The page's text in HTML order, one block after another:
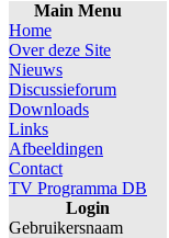
Main Menu
Home
Over deze Site
Nieuws
Discussieforum
Downloads
Links
Afbeeldingen
Contact
TV Programma DB
Login
Gebruikersnaam